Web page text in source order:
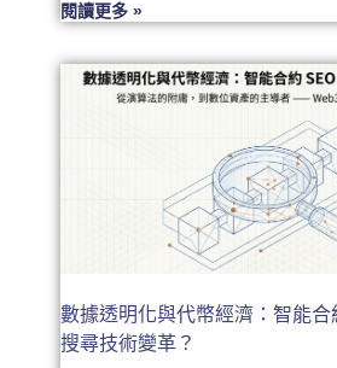
閱讀更多 »
數據透明化與代幣經濟：智能合
搜尋技術變革？